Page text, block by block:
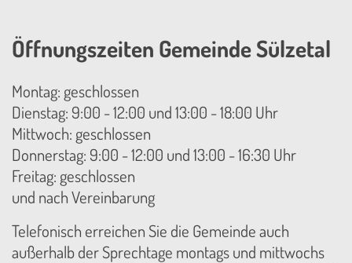
Öffnungszeiten Gemeinde Sülzetal
Montag: geschlossen
Dienstag: 9:00 - 12:00 und 13:00 - 18:00 Uhr
Mittwoch: geschlossen
Donnerstag: 9:00 - 12:00 und 13:00 - 16:30 Uhr
Freitag: geschlossen
und nach Vereinbarung
Telefonisch erreichen Sie die Gemeinde auch
außerhalb der Sprechtage montags und mittwochs